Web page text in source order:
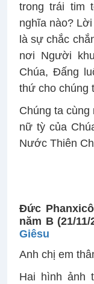
trong trái tim
nghĩa nào?
là sự chắc
nơi Người
Chúa, Đấng
thứ cho chúng
Chúng ta
nữ tỳ của
Nước Thiên
Đức
năm B (21/11/
Giêsu
Anh chị em
Hai hình ảnh